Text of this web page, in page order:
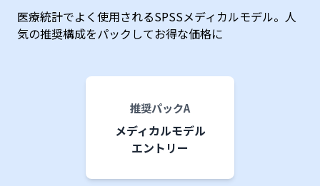
医療統計でよく使用されるSPSSメディカルモデル。 人
気の推奨構成をパックしてお得な価格に
推奨パックA
メディカルモデル
エントリー